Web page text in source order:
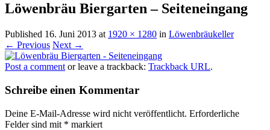
Löwenbräu Biergarten – Seiteneingang
Published 16. Juni 2013 at 1920 × 1280 in Löwenbräukeller
← Previous Next →
Post a comment or leave a trackback: Trackback URL.
Schreibe einen Kommentar
Deine E-Mail-Adresse wird nicht veröffentlicht. Erforderliche
Felder sind mit * markiert